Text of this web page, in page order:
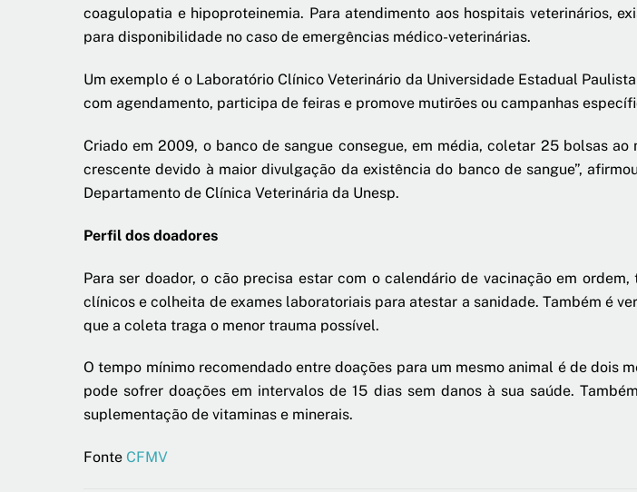
coagulopatia e hipoproteinemia. Para atendimento aos hospitais veterinários,
para disponibilidade no caso de emergências médico-veterinárias.
Um exemplo é o Laboratório Clínico Veterinário da Universidade Estadual
com agendamento, participa de feiras e promove mutirões ou campanhas
Criado em 2009, o banco de sangue consegue, em média, coletar 25 bolsas
crescente devido à maior divulgação da existência do banco de sangue”,
Departamento de Clínica Veterinária da Unesp.
Perfil dos doadores
Para ser doador, o cão precisa estar com o calendário de vacinação em
clínicos e colheita de exames laboratoriais para atestar a sanidade. Também é
que a coleta traga o menor trauma possível.
O tempo mínimo recomendado entre doações para um mesmo animal é de dois
pode sofrer doações em intervalos de 15 dias sem danos à sua saúde.
suplementação de vitaminas e minerais.
Fonte CFMV